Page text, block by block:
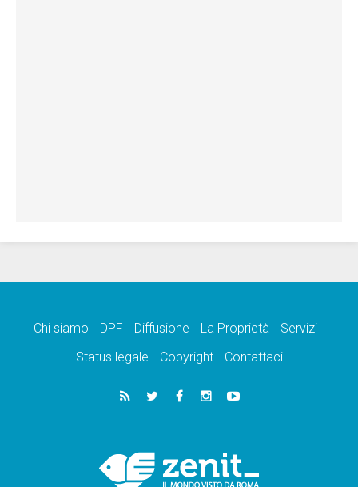
Chi siamo DPF Diffusione La Proprietà
Servizi
Status legale
Copyright Contattaci